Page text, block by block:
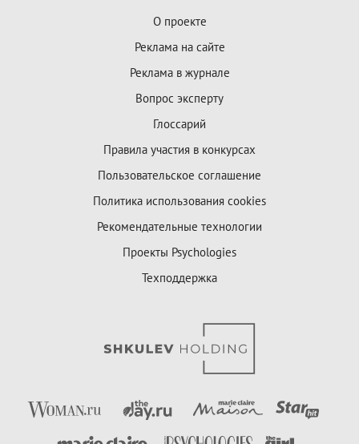
О проекте
Реклама на сайте
Реклама в журнале
Вопрос эксперту
Глоссарий
Правила участия в конкурсах
Пользовательское соглашение
Политика использования cookies
Рекомендательные технологии
Проекты Psychologies
Техподдержка